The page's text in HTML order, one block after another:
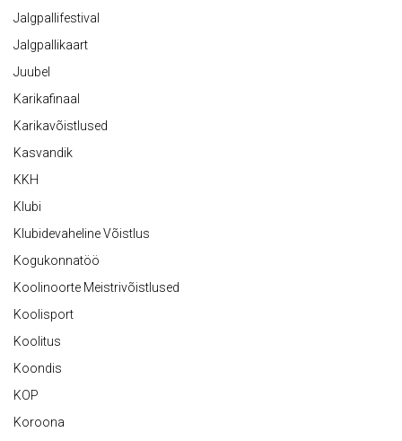
Jalgpallifestival
Jalgpallikaart
Juubel
Karikafinaal
Karikavõistlused
Kasvandik
KKH
Klubi
Klubidevaheline Võistlus
Kogukonnatöö
Koolinoorte Meistrivõistlused
Koolisport
Koolitus
Koondis
KOP
Koroona